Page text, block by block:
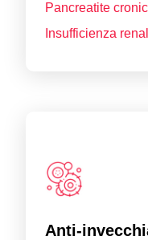
Pancreatite
Insufficienza
Anti-